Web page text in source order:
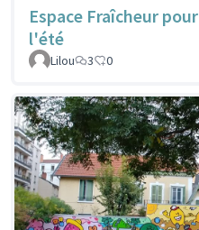
Espace Fraîcheur pour
l'été
Lilou
3 0